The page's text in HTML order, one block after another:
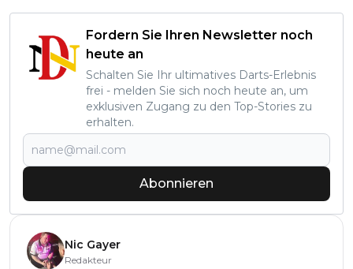
Fordern Sie Ihren Newsletter noch
heute an
Schalten Sie Ihr ultimatives Darts-Erlebnis
frei - melden Sie sich noch heute an, um
exklusiven Zugang zu den Top-Stories zu
erhalten.
Abonnieren
Nic Gayer
Redakteur